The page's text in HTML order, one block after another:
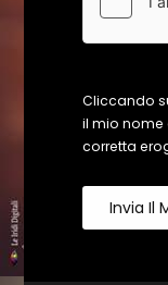
Cliccando
il mio nome
corretta
Invia Il